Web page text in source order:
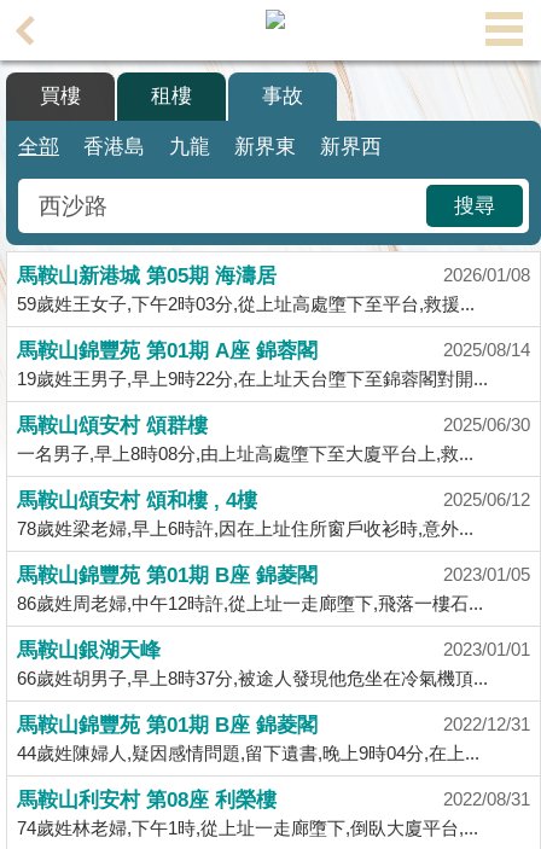
理
主
搵
樓/
成
交
業
主
放
盤
宅
谷
按
揭
地
產
博
客
地
產
新
買樓 租樓 事故
全部 香港島 九龍 新界東 新界西
搜尋
馬鞍山新港城 第05期 海濤居
2026/01/08
59歲姓王女子,下午2時03分,從上址高處墮下至平台,救援...
馬鞍山錦豐苑 第01期 A座 錦蓉閣
2025/08/14
19歲姓王男子,早上9時22分,在上址天台墮下至錦蓉閣對開...
馬鞍山頌安村 頌群樓
2025/06/30
一名男子,早上8時08分,由上址高處墮下至大廈平台上,救...
馬鞍山頌安村 頌和樓 , 4樓
2025/06/12
78歲姓梁老婦,早上6時許,因在上址住所窗戶收衫時,意外...
馬鞍山錦豐苑 第01期 B座 錦菱閣
2023/01/05
86歲姓周老婦,中午12時許,從上址一走廊墮下,飛落一樓石...
馬鞍山銀湖天峰
2023/01/01
66歲姓胡男子,早上8時37分,被途人發現他危坐在冷氣機頂...
馬鞍山錦豐苑 第01期 B座 錦菱閣
2022/12/31
44歲姓陳婦人,疑因感情問題,留下遺書,晚上9時04分,在上...
馬鞍山利安村 第08座 利榮樓
2022/08/31
74歲姓林老婦,下午1時,從上址一走廊墮下,倒臥大廈平台,...